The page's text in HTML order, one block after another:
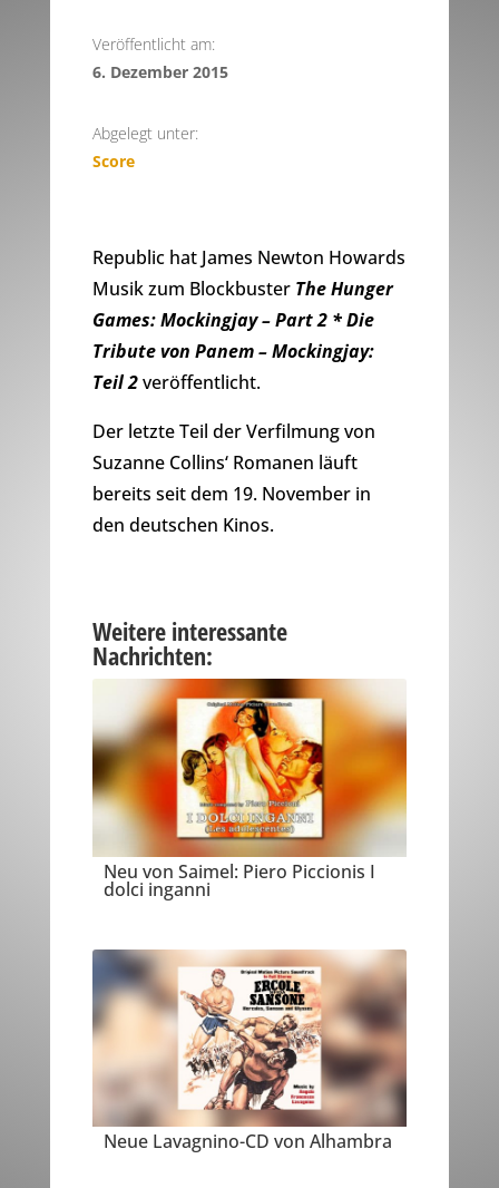
Veröffentlicht am:
6. Dezember 2015
Abgelegt unter:
Score
Republic hat James Newton Howards
Musik zum Blockbuster The Hunger
Games: Mockingjay – Part 2 * Die
Tribute von Panem – Mockingjay:
Teil 2veröffentlicht.
Der letzte Teil der Verfilmung von
Suzanne Collins‘ Romanen läuft
bereits seit dem 19. November in
den deutschen Kinos.
Weitere interessante
Nachrichten:
Neu von Saimel: Piero Piccionis I
dolci inganni
Neue Lavagnino-CD von Alhambra